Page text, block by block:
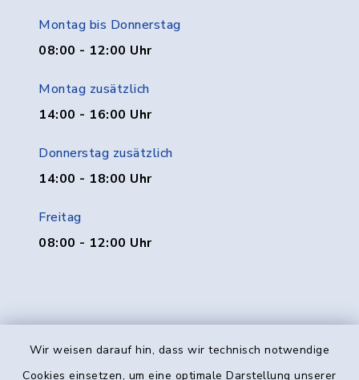
Wir weisen darauf hin, dass wir technisch notwendige
Cookies einsetzen, um eine optimale Darstellung unserer
Montag bis Donnerstag
08:00 - 12:00 Uhr
Montag zusätzlich
14:00 - 16:00 Uhr
Donnerstag zusätzlich
14:00 - 18:00 Uhr
Freitag
08:00 - 12:00 Uhr
Kontakt